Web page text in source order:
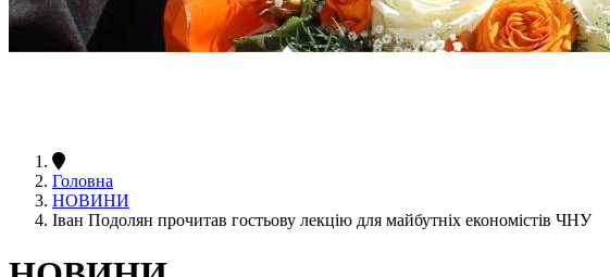
Головна
НОВИНИ
Іван Подолян прочитав гостьову лекцію для майбутніх економістів ЧНУ